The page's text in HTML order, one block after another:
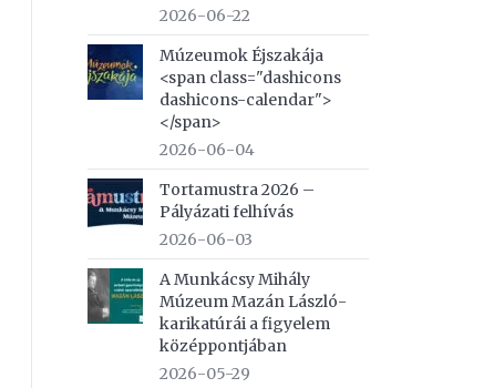
2026-06-22
Múzeumok Éjszakája
<span class="dashicons
dashicons-calendar">
</span>
2026-06-04
Tortamustra 2026 –
Pályázati felhívás
2026-06-03
A Munkácsy Mihály
Múzeum Mazán László-
karikatúrái a figyelem
középpontjában
2026-05-29